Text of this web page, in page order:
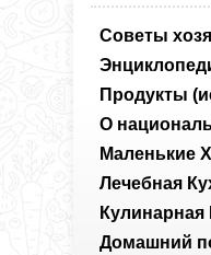
Советы
Продукты
О
Маленькие
Лечебная
Домашний